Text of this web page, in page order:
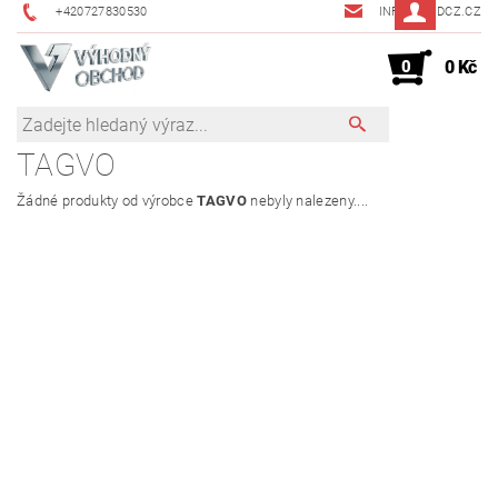
+420727830530 INFO@JMDCZ.CZ
0 0 Kč
TAGVO
Žádné produkty od výrobceTAGVOnebyly nalezeny....